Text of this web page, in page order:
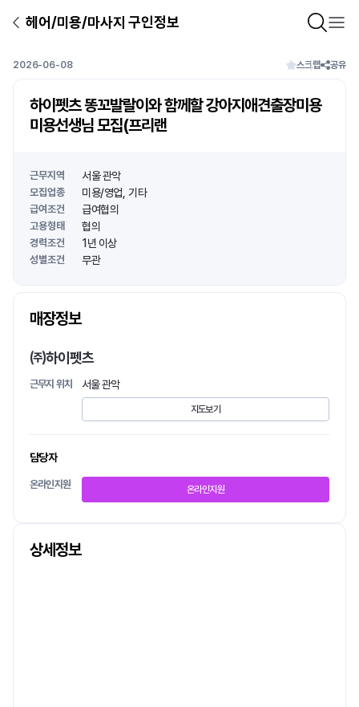
헤어/미용/마사지 구인정보
2026-06-08 스크랩 공유
하이펫츠 똥꼬발랄이와 함께할 강아지애견출장미용
미용선생님 모집(프리랜
근무지역 서울 관악
모집업종 미용/영업 기타
급여조건 급여협의
고용형태 협의
경력조건 1년 이상
성별조건 무관
매장정보
㈜하이펫츠
근무지 위치 서울 관악
지도보기
담당자
온라인지원 온라인지원
상세정보